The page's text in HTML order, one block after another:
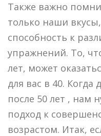
Также важно
только наши
способность к
упражнений. То,
лет, может
для вас в 40.
после 50 лет , нам
подход к
возрастом. Итак,